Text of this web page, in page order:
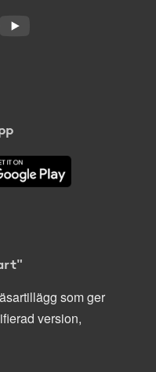
som ger
version,